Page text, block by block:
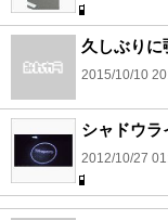
久しぶり
2015/10/10
シャドウラ
2012/10/27